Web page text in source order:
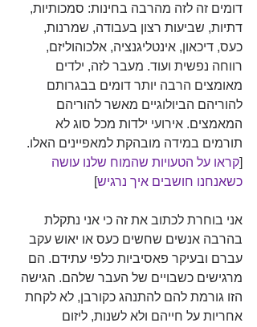
דומים זה לזה מהרבה בחינות: סמכותיות,
דתיות, שביעות רצון בעבודה, שמרנות,
כעס, דיכאון, אינטליגנציה, אלכוהוליזם,
רווחה נפשית ועוד. מעבר לזה, ילדים
מאומצים הרבה יותר דומים בבגרותם
להוריהם הביולוגיים מאשר להוריהם
המאמצים. אירועי ילדות מכל סוג לא
תורמים במידה מובהקת למאפיינים האלו.
[קראו על הטעויות שהמוח שלנו עושה
כשאנחנו חושבים איך נרגיש]
אני בוחרת לכתוב את זה כי אני נתקלת
בהרבה אנשים שחשים כעס או יאוש עקב
עברם ובעיקר פאסיביות כלפי עתידם. הם
מרגישים כשבויים של העבר שלהם. הגישה
הזו גורמת להם להתנהג כקורבן, לא לקחת
אחריות על חייהם ולא לשנות, ליזום